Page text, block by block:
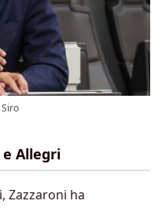
e Allegri
Zazzaroni ha